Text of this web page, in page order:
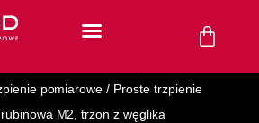
pomiarowe / Proste trzpienie
M2, trzon z węglika